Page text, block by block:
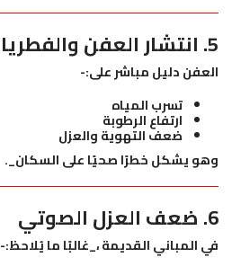
5. انتشار العفن والفطريات
العفن دليل مباشر على:-
تسرب المياه
ارتفاع الرطوبة
ضعف التهوية والعزل
وهو يشكل خطرًا صحيًا على السكان_.
6. ضعف العزل الصوتي
في المباني القديمة ،_غالبًا ما يُلاحظ:-